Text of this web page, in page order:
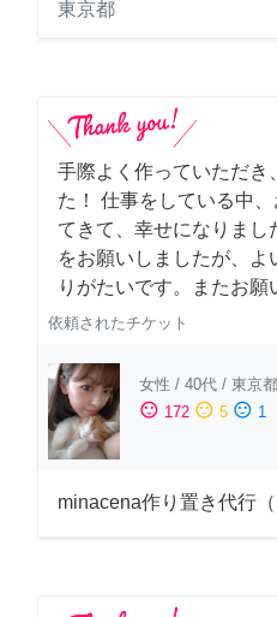
東京都
手際よく作っていただき
た！ 仕事をしている中
てきて、幸せになりまし
をお願いしましたが、
りがたいです。またお願
依頼されたチケット
女性 / 40代 / 東京都
sentiment_satisfied 172 sentiment_neutral 5 sentiment_dissatisfied 1
minacena作り置き代行